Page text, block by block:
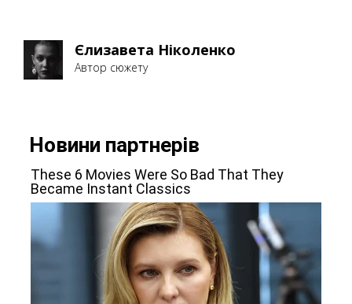
Єлизавета Ніколенко
Автор сюжету